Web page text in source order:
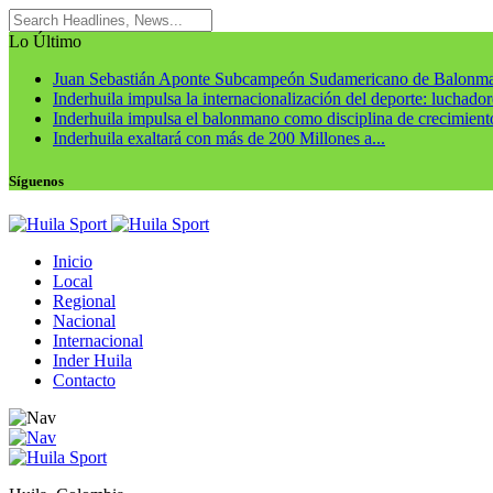
Lo Último
Juan Sebastián Aponte Subcampeón Sudamericano de
Inderhuila impulsa la internacionalización del deporte:
Inderhuila impulsa el balonmano como disciplina de
Inderhuila exaltará con más de 200 Millones a...
Síguenos
Inicio
Local
Regional
Nacional
Internacional
Inder Huila
Contacto